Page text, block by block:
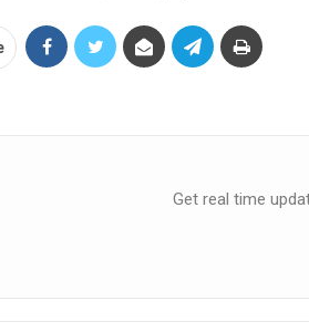
Get real time